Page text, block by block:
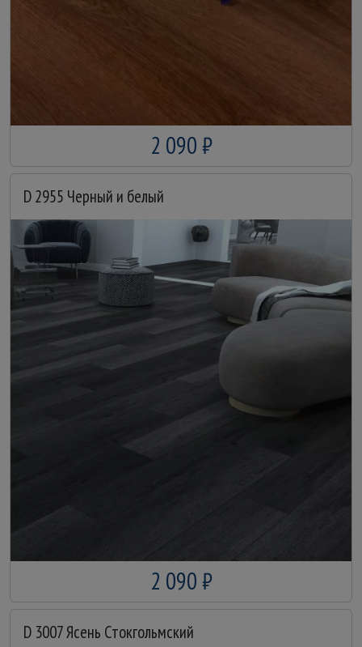
2 090 ₽
D 2955 Черный и белый
2 090 ₽
D 3007 Ясень Стокгольмский